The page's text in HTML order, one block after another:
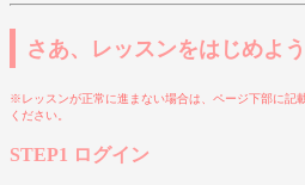
さあ、レッスンをはじめよう
※レッスンが正常に進まない場合は、ページ下部に記
ください。
STEP1 ログイン